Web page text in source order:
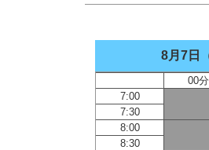
8月7日
00分
7:00
7:30
8:00
8:30